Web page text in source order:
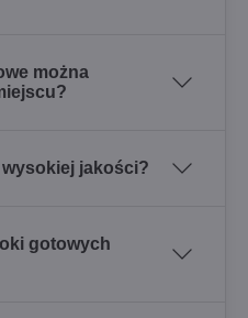
można
jakości?
gotowych